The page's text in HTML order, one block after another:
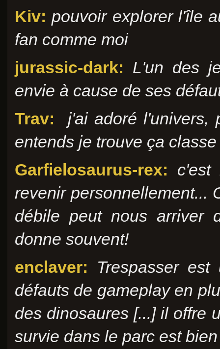
Kiv: pouvoir explorer l'île
fan comme moi
jurassic-dark: L'un des
envie à cause de ses
Trav:
j'ai adoré l'univers,
entends je trouve ça classe
Garfielosaurus-rex:
c'est
revenir personnellement...
débile peut nous arriver
donne souvent!
enclaver:
Trespasser
défauts de gameplay en
des dinosaures [...]il offre
survie dans le parc est